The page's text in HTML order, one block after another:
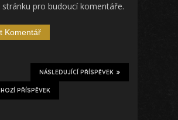
pro budoucí komentáře.
NÁSLEDUJÍCÍ PŘÍSPĚVEK
PŘÍSPĚVEK